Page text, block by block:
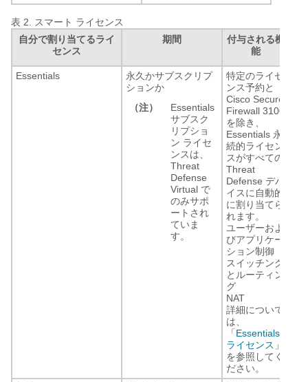
表 2.
スマート ライセンス
自分で割り当てるライ
センス
期間
付与される機
能
Essentials
永久かサブスクリプ
ションか
（注）
Essentials
サブスク
リプショ
ン ライセ
ンスは、
Threat
Defense
Virtual で
のみサポ
ートされ
ていま
す。
特定のライセ
ンス予約と
Cisco Secure
Firewall 3100
を除き、
Essentials 永
続的ライセン
スがすべての
Threat
Defense デバ
イスに自動的
に割り当てら
れます。
ユーザーおよ
びアプリケー
ション制御
スイッチング
とルーティン
グ
NAT
詳細について
は、
「 Essentials
ライセンス 」
を参照してく
ださい。